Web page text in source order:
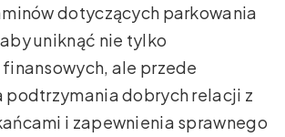
dotyczących parkowania
uniknąć nie tylko
ale przede
podtrzymania dobrych relacji z
i zapewnienia sprawnego